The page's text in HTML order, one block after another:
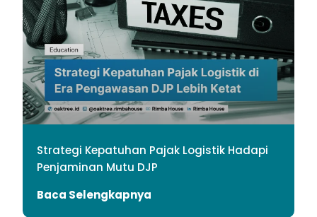
Strategi Kepatuhan Pajak Logistik Hadapi
Penjaminan Mutu DJP
Baca Selengkapnya